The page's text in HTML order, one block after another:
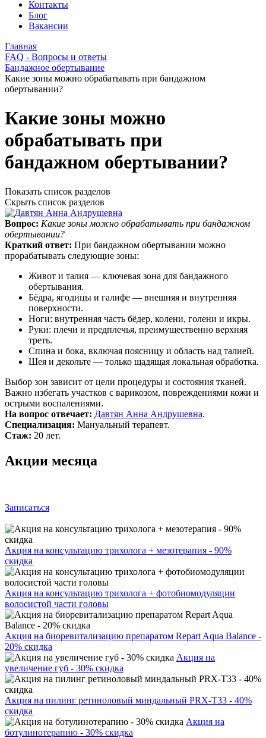
Контакты
Блог
Вакансии
Главная
FAQ - Вопросы и ответы
Бандажное обертывание
Какие зоны можно обрабатывать при бандажном
обертывании?
Какие зоны можно
обрабатывать при
бандажном обертывании?
Показать список разделов
Скрыть список разделов
Вопрос: Какие зоны можно обрабатывать при бандажном
обертывании?
Краткий ответ: При бандажном обертывании можно
прорабатывать следующие зоны:
Живот и талия — ключевая зона для бандажного
обертывания.
Бёдра, ягодицы и галифе — внешняя и внутренняя
поверхности.
Ноги: внутренняя часть бёдер, колени, голени и икры.
Руки: плечи и предплечья, преимущественно верхняя
треть.
Спина и бока, включая поясницу и область над талией.
Шея и декольте — только щадящая локальная обработка.
Выбор зон зависит от цели процедуры и состояния тканей.
Важно избегать участков с варикозом, повреждениями кожи и
острыми воспалениями.
На вопрос отвечает: Давтян Анна Андрушевна.
Специализация: Мануальный терапевт.
Стаж: 20 лет.
Акции месяца
Записаться
Акция на консультацию трихолога + мезотерапия - 90%
скидка
Акция на консультацию трихолога + фотобиомодуляции
волосистой части головы
Акция на биоревитализацию препаратом Repart Aqua Balance -
20% скидка
Акция на
увеличение губ - 30% скидка
Акция на пилинг ретиноловый миндальный PRX-T33 - 40%
скидка
Акция на
ботулинотерапию - 30% скидка